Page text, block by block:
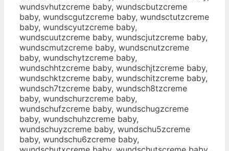
wundsvhutzcreme baby, wundscbutzcreme
baby, wundscgutzcreme baby, wundsctutzcreme
baby, wundscyutzcreme baby,
wundscuutzcreme baby, wundscjutzcreme baby,
wundscmutzcreme baby, wundscnutzcreme
baby, wundschytzcreme baby,
wundschhtzcreme baby, wundschjtzcreme baby,
wundschktzcreme baby, wundschitzcreme baby,
wundsch7tzcreme baby, wundsch8tzcreme
baby, wundschurzcreme baby,
wundschufzcreme baby, wundschugzcreme
baby, wundschuhzcreme baby,
wundschuyzcreme baby, wundschu5zcreme
baby, wundschu6zcreme baby,